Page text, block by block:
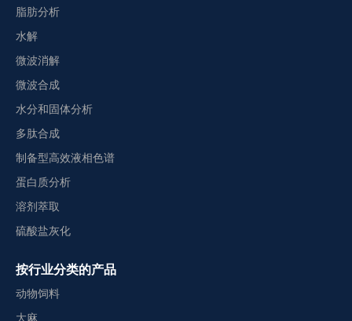
脂肪分析
水解
微波消解
微波合成
水分和固体分析
多肽合成
制备型高效液相色谱
蛋白质分析
溶剂萃取
硫酸盐灰化
按行业分类的产品
动物饲料
大麻